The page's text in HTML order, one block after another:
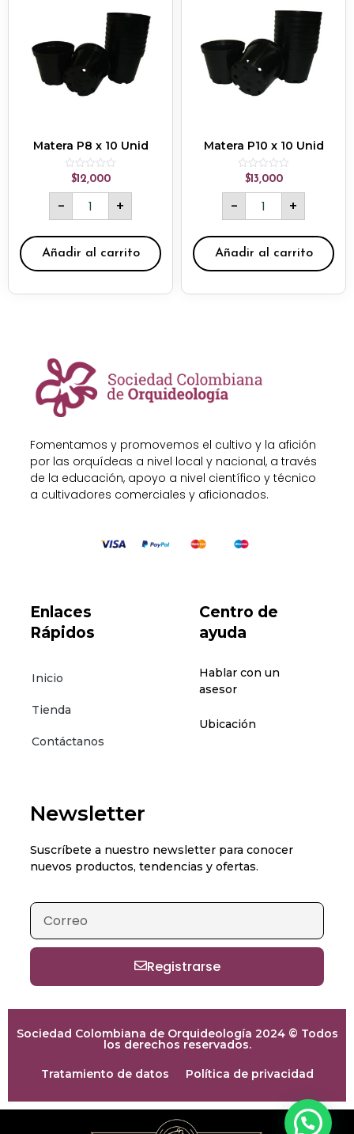
Matera P8 x 10 Unid
Rated
out
$12,000
- +
Añadir al carrito
Matera P10 x 10 Unid
Rated
out
$13,000
- +
Añadir al carrito
Fomentamos y promovemos el cultivo y la afición
por las orquídeas a nivel local y nacional, a través
de la educación, apoyo a nivel científico y técnico
a cultivadores comerciales y aficionados.
Enlaces
Rápidos
Inicio
Tienda
Contáctanos
Centro de
ayuda
Hablar con un
asesor
Ubicación
Newsletter
Suscríbete a nuestro newsletter para conocer
nuevos productos, tendencias y ofertas.
Registrarse
Sociedad Colombiana de Orquideología 2024 © Todos
los derechos reservados.
Tratamiento de datos Política de privacidad